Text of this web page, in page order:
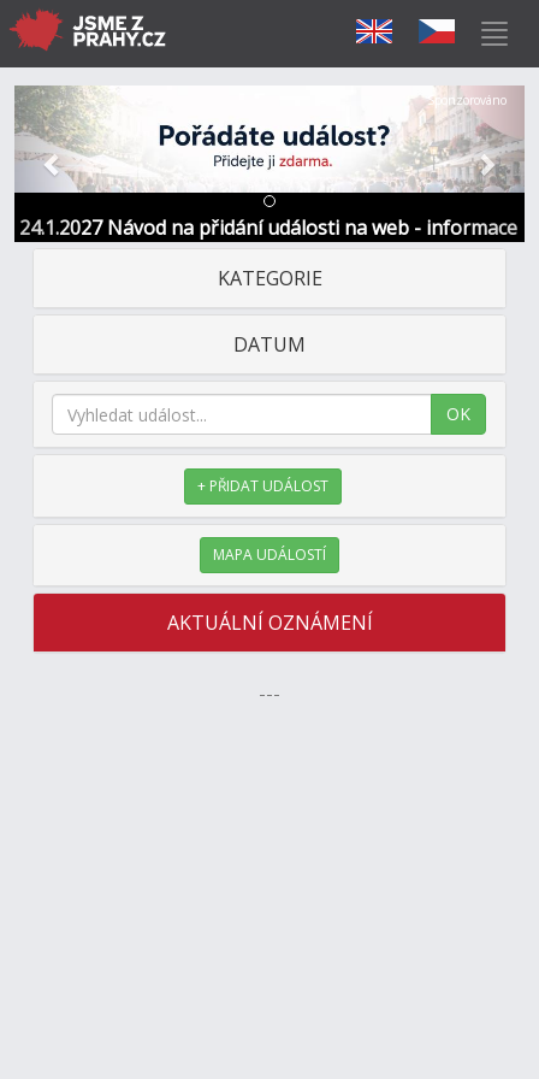
24.1.2027 Návod na přidání události na web - informace
a kontakt
Předchozí Další
Sponzorováno
KATEGORIE
DATUM
OK
+ PŘIDAT UDÁLOST
MAPA UDÁLOSTÍ
AKTUÁLNÍ OZNÁMENÍ
---